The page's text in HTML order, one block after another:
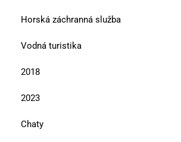
Horská záchranná služba
Vodná turistika
2018
2023
Chaty